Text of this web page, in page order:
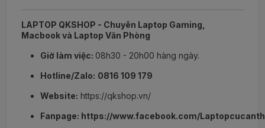
LAPTOP QKSHOP - Chuyên Laptop Gaming,
Macbook và Laptop Văn Phòng
Giờ làm việc: 08h30 - 20h00 hàng ngày.
Hotline/Zalo: 0816 109 179
Website: https://qkshop.vn/
Fanpage: https://www.facebook.com/